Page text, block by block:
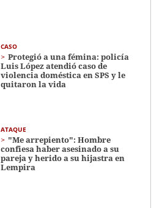
CASO
Protegió a una fémina: policía
Luis López atendió caso de
violencia doméstica en SPS y le
quitaron la vida
ATAQUE
"Me arrepiento": Hombre
confiesa haber asesinado a su
pareja y herido a su hijastra en
Lempira